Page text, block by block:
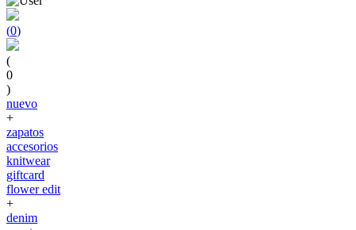
(0)
(
0
)
nuevo
+
zapatos
accesorios
knitwear
giftcard
flower edit
+
denim